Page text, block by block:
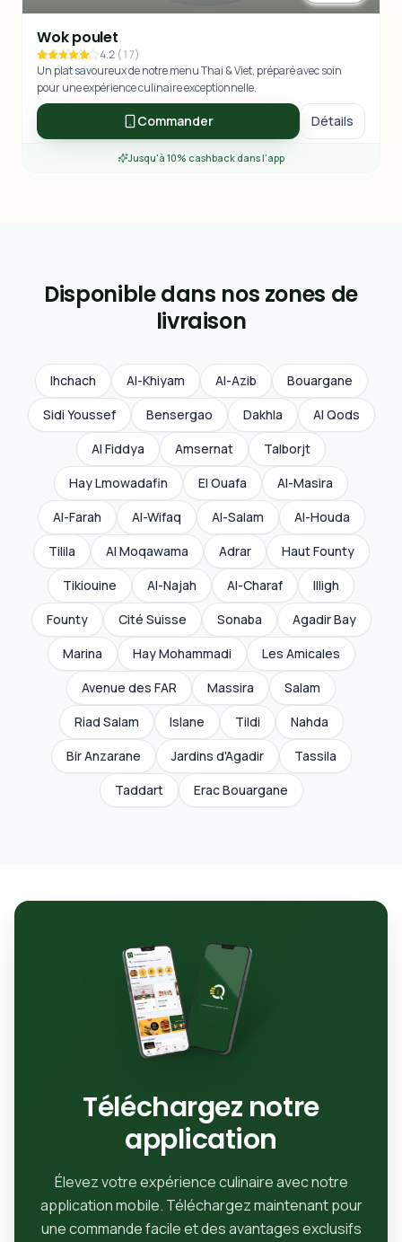
Wok poulet
4.2 (17)
Un plat savoureux de notre menu Thai & Viet, préparé avec soin
pour une expérience culinaire exceptionnelle.
Commander Détails
Jusqu'à 10% cashback dans l'app
Disponible dans nos zones de
livraison
Ihchach Al-Khiyam Al-Azib
Bouargane
Sidi Youssef
Bensergao Dakhla
Al Qods
Al Fiddya
Amsernat
Talborjt
Hay Lmowadafin
El Ouafa
Al-Masira
Al-Farah
Al-Wifaq Al-Salam
Al-Houda
Tilila
Al Moqawama Adrar
Haut Founty
Tikiouine
Al-Najah Al-Charaf
Illigh
Founty
Cité Suisse Sonaba
Agadir Bay
Marina
Hay Mohammadi
Les Amicales
Avenue des FAR
Massira
Salam
Riad Salam
Islane Tildi
Nahda
Bir Anzarane
Jardins d'Agadir
Tassila
Taddart
Erac Bouargane
Téléchargez notre
application
Élevez votre expérience culinaire avec notre
application mobile. Téléchargez maintenant pour
une commande facile et des avantages exclusifs